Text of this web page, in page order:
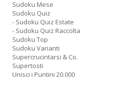
Sudoku Mese
Sudoku Quiz
- Sudoku Quiz Estate
- Sudoku Quiz Raccolta
Sudoku Top
Sudoku Varianti
Supercrucintarsi & Co.
Supertosti
Unisci i Puntini 20.000